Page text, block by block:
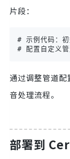
片段：
# 示例代码：
# 配置自定义管
通过调整管道
音处理流程。
部署到